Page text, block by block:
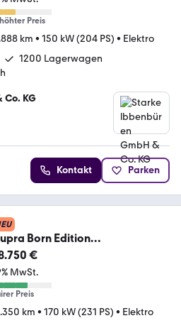
Preis
km • 150 kW (204 PS) • Elektro
1200 Lagerwagen
KG
Kontakt Parken
Born Edition
NAVI/KAMERA/SHZ/AC
€
MwSt.
Preis
km • 170 kW (231 PS) • Elektro